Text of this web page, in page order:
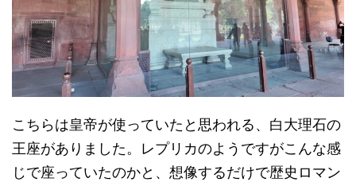
こちらは皇帝が使っていたと思われる、白大理石の
王座がありました。レプリカのようですがこんな感
じで座っていたのかと、想像するだけで歴史ロマン